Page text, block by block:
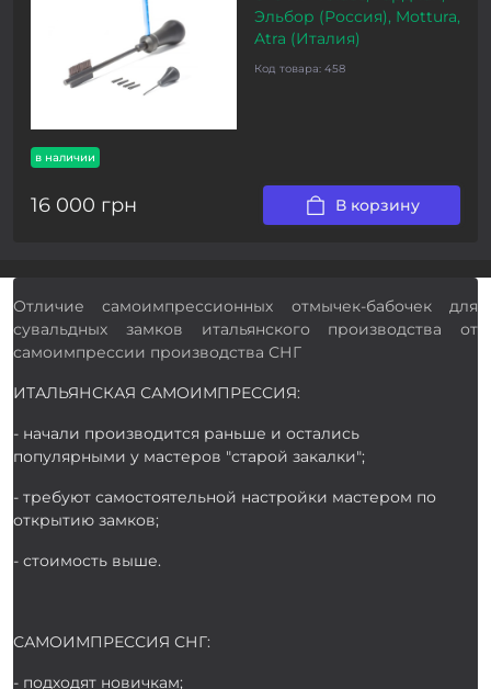
в наличии
Эльбор (Россия), Mottura,
Atra (Италия)
Код товара: 458
16 000 грн В корзину
Отличие самоимпрессионных отмычек-бабочек для
сувальдных замков итальянского производства от
самоимпрессии производства СНГ
ИТАЛЬЯНСКАЯ САМОИМПРЕССИЯ:
- начали производится раньше и остались
популярными у мастеров "старой закалки";
- требуют самостоятельной настройки мастером по
открытию замков;
- стоимость выше.
САМОИМПРЕССИЯ СНГ:
- подходят новичкам;